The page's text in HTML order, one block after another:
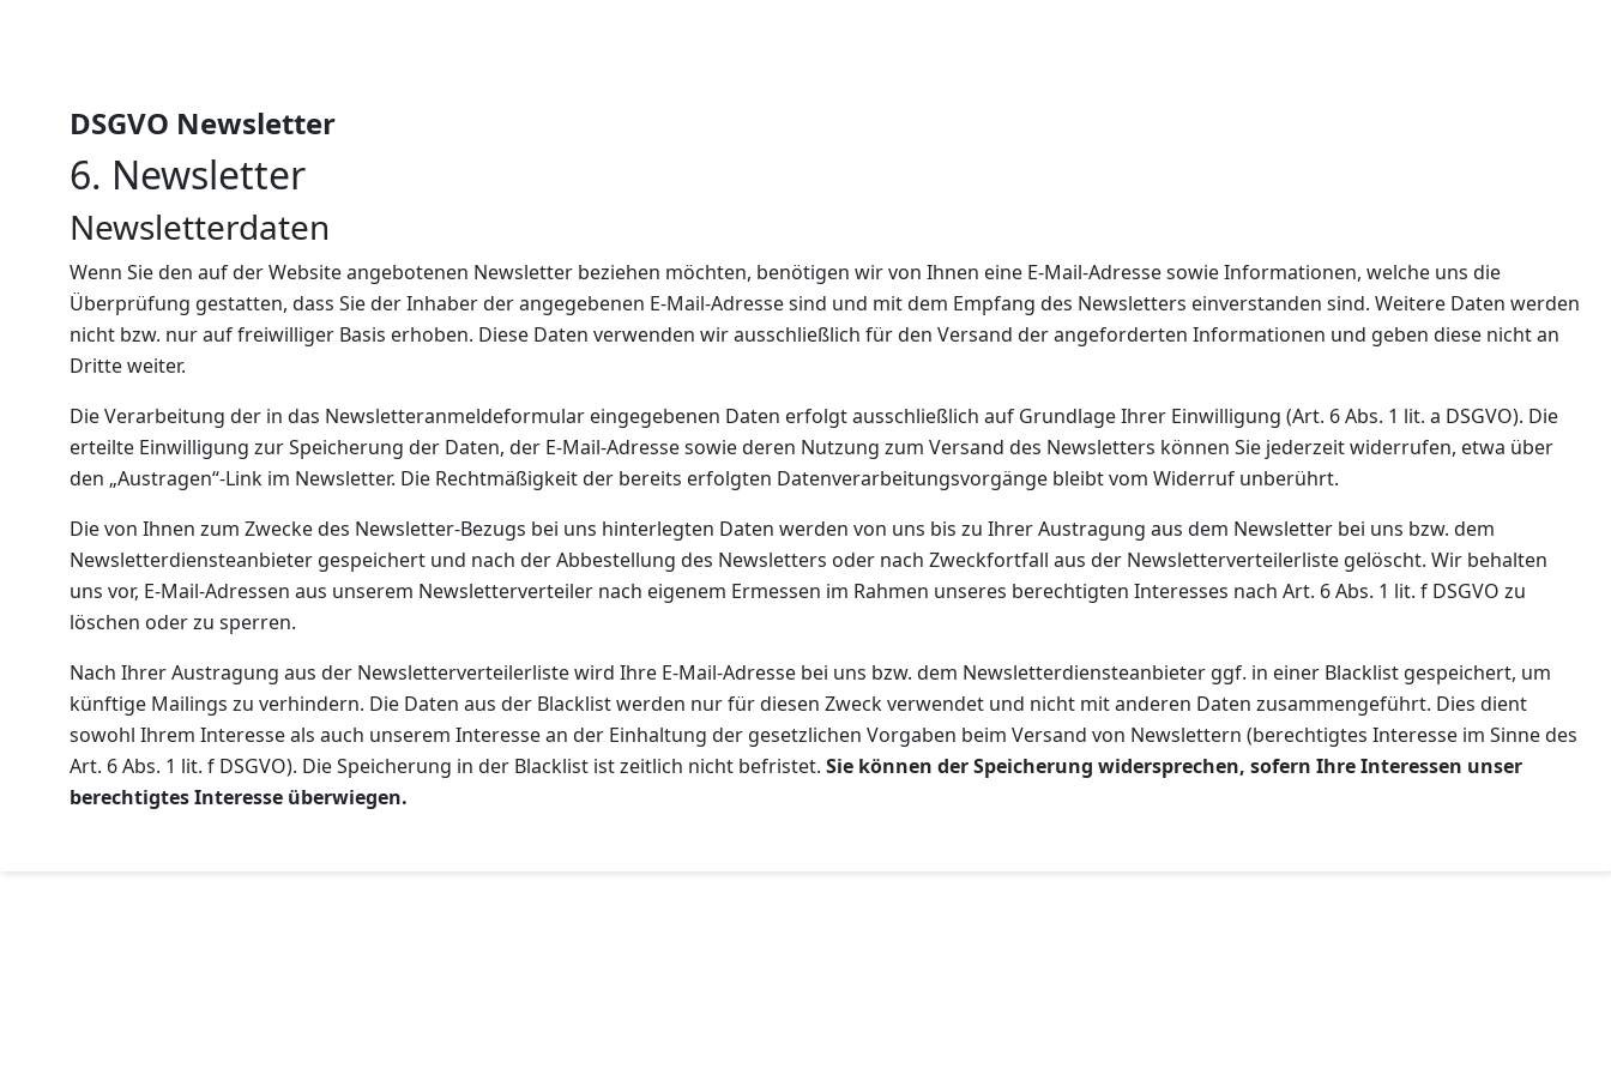
DSGVO Newsletter
6. Newsletter
Newsletter­daten
Wenn Sie den auf der Website angebotenen Newsletter beziehen möchten, benötigen wir von Ihnen eine E-Mail-Adresse sowie Informationen, welche uns die
Überprüfung gestatten, dass Sie der Inhaber der angegebenen E-Mail-Adresse sind und mit dem Empfang des Newsletters einverstanden sind. Weitere Daten werden
nicht bzw. nur auf freiwilliger Basis erhoben. Diese Daten verwenden wir ausschließlich für den Versand der angeforderten Informationen und geben diese nicht an
Dritte weiter.
Die Verarbeitung der in das Newsletteranmeldeformular eingegebenen Daten erfolgt ausschließlich auf Grundlage Ihrer Einwilligung (Art. 6 Abs. 1 lit. a DSGVO). Die
erteilte Einwilligung zur Speicherung der Daten, der E-Mail-Adresse sowie deren Nutzung zum Versand des Newsletters können Sie jederzeit widerrufen, etwa über
den „Austragen“-Link im Newsletter. Die Rechtmäßigkeit der bereits erfolgten Datenverarbeitungsvorgänge bleibt vom Widerruf unberührt.
Die von Ihnen zum Zwecke des Newsletter-Bezugs bei uns hinterlegten Daten werden von uns bis zu Ihrer Austragung aus dem Newsletter bei uns bzw. dem
Newsletterdiensteanbieter gespeichert und nach der Abbestellung des Newsletters oder nach Zweckfortfall aus der Newsletterverteilerliste gelöscht. Wir behalten
uns vor, E-Mail-Adressen aus unserem Newsletterverteiler nach eigenem Ermessen im Rahmen unseres berechtigten Interesses nach Art. 6 Abs. 1 lit. f DSGVO zu
löschen oder zu sperren.
Nach Ihrer Austragung aus der Newsletterverteilerliste wird Ihre E-Mail-Adresse bei uns bzw. dem Newsletterdiensteanbieter ggf. in einer Blacklist gespeichert, um
künftige Mailings zu verhindern. Die Daten aus der Blacklist werden nur für diesen Zweck verwendet und nicht mit anderen Daten zusammengeführt. Dies dient
sowohl Ihrem Interesse als auch unserem Interesse an der Einhaltung der gesetzlichen Vorgaben beim Versand von Newslettern (berechtigtes Interesse im Sinne des
Art. 6 Abs. 1 lit. f DSGVO). Die Speicherung in der Blacklist ist zeitlich nicht befristet. Sie können der Speicherung widersprechen, sofern Ihre Interessen unser
berechtigtes Interesse überwiegen.